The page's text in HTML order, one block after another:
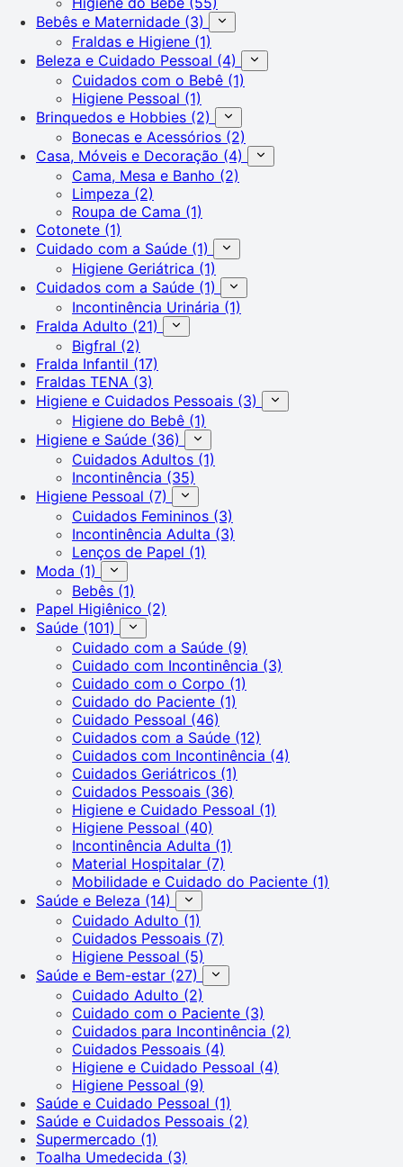
Bebês e Maternidade (3)
Fraldas e Higiene (1)
Beleza e Cuidado Pessoal (4)
Cuidados com o Bebê (1)
Higiene Pessoal (1)
Brinquedos e Hobbies (2)
Bonecas e Acessórios (2)
Casa, Móveis e Decoração (4)
Cama, Mesa e Banho (2)
Limpeza (2)
Roupa de Cama (1)
Cotonete (1)
Cuidado com a Saúde (1)
Higiene Geriátrica (1)
Cuidados com a Saúde (1)
Incontinência Urinária (1)
Fralda Adulto (21)
Bigfral (2)
Fralda Infantil (17)
Fraldas TENA (3)
Higiene e Cuidados Pessoais (3)
Higiene do Bebê (1)
Higiene e Saúde (36)
Cuidados Adultos (1)
Incontinência (35)
Higiene Pessoal (7)
Cuidados Femininos (3)
Incontinência Adulta (3)
Lenços de Papel (1)
Moda (1)
Bebês (1)
Papel Higiênico (2)
Saúde (101)
Cuidado com a Saúde (9)
Cuidado com Incontinência (3)
Cuidado com o Corpo (1)
Cuidado do Paciente (1)
Cuidado Pessoal (46)
Cuidados com a Saúde (12)
Cuidados com Incontinência (4)
Cuidados Geriátricos (1)
Cuidados Pessoais (36)
Higiene e Cuidado Pessoal (1)
Higiene Pessoal (40)
Incontinência Adulta (1)
Material Hospitalar (7)
Mobilidade e Cuidado do Paciente (1)
Saúde e Beleza (14)
Cuidado Adulto (1)
Cuidados Pessoais (7)
Higiene Pessoal (5)
Saúde e Bem-estar (27)
Cuidado Adulto (2)
Cuidado com o Paciente (3)
Cuidados para Incontinência (2)
Cuidados Pessoais (4)
Higiene e Cuidado Pessoal (4)
Higiene Pessoal (9)
Saúde e Cuidado Pessoal (1)
Saúde e Cuidados Pessoais (2)
Supermercado (1)
Toalha Umedecida (3)